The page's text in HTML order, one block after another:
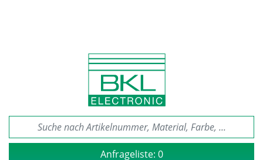
Anfrageliste: 0